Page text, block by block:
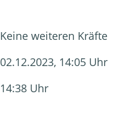
Keine weiteren Kräfte
02.12.2023, 14:05 Uhr
14:38 Uhr